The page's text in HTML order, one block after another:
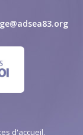
d'accueil,